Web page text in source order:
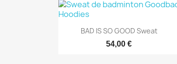
Aperçu rapide
BAD IS SO GOOD Sweat
54,00 €